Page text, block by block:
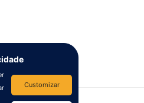
Customizar